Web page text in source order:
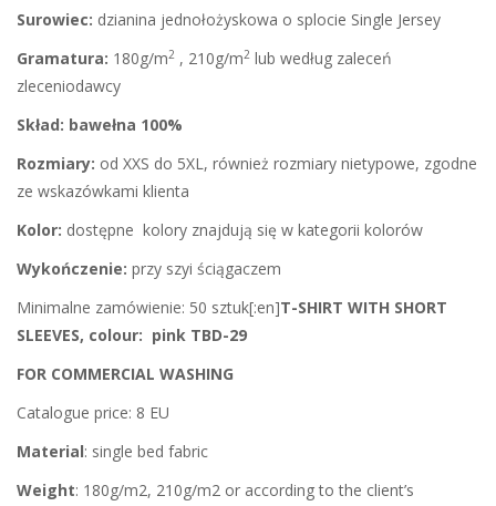
Surowiec: dzianina jednołożyskowa o splocie Single Jersey
Gramatura: 180g/m2 , 210g/m2 lub według zaleceń
zleceniodawcy
Skład: bawełna 100%
Rozmiary: od XXS do 5XL, również rozmiary nietypowe, zgodne
ze wskazówkami klienta
Kolor: dostępne kolory znajdują się w kategorii kolorów
Wykończenie: przy szyi ściągaczem
Minimalne zamówienie: 50 sztuk[:en]T-SHIRT WITH SHORT
SLEEVES, colour: pink TBD-29
FOR COMMERCIAL WASHING
Catalogue price: 8 EU
Material: single bed fabric
Weight: 180g/m2, 210g/m2 or according to the client’s